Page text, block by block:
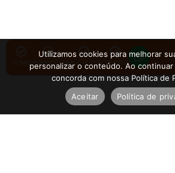
PROMOÇÕESAPLICATIVOS CONTATO
Utilizamos cookies para melhorar
personalizar o conteúdo. Ao
concorda com nossa Política de
Aceitar
Política de